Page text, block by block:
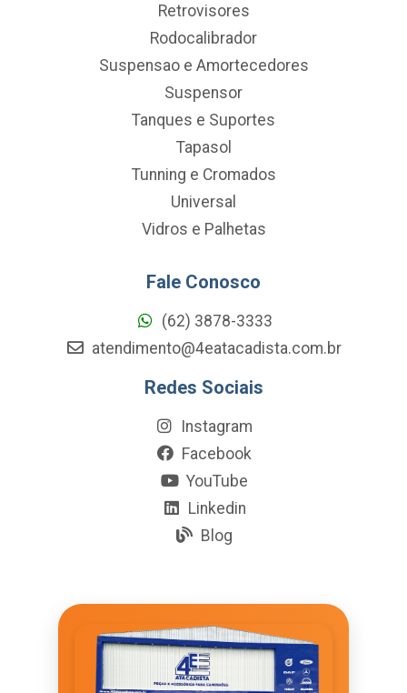
Retrovisores
Rodocalibrador
Suspensao e Amortecedores
Suspensor
Tanques e Suportes
Tapasol
Tunning e Cromados
Universal
Vidros e Palhetas
Fale Conosco
(62) 3878-3333
atendimento@4eatacadista.com.br
Redes Sociais
Instagram
Facebook
YouTube
Linkedin
Blog